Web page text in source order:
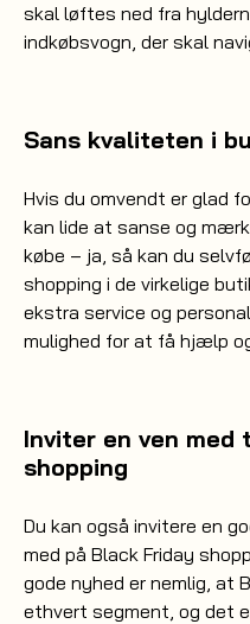
skal løftes ned fra
indkøbsvogn, der skal
Sans kvaliteten i
Hvis du omvendt er glad
kan lide at sanse og
købe – ja, så kan du
shopping i de virkelige
ekstra service og
mulighed for at få hjælp
Inviter en ven med
shopping
Du kan også invitere en
med på Black Friday
gode nyhed er nemlig, at
ethvert segment, og det